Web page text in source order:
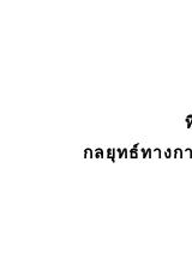
กลยุทธ์ทางก